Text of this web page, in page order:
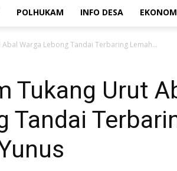
POLHUKAM INFO DESA
Warga Lebong Tandai Terbaring Lemah...
Tukang Urut
Tandai